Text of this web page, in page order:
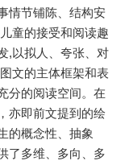
情节铺陈、结构安
童的接受和阅读趣
,以拟人、夸张、对
文的主体框架和表
分的阅读空间。在
亦即前文提到的绘
的概念性、抽象
了多维、多向、多